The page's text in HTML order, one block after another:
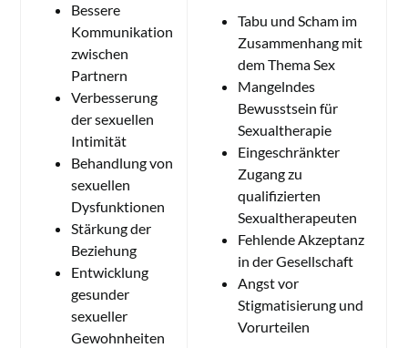
Bessere
Kommunikation
zwischen
Partnern
Verbesserung
der sexuellen
Intimität
Behandlung von
sexuellen
Dysfunktionen
Stärkung der
Beziehung
Entwicklung
gesunder
sexueller
Gewohnheiten
Tabu und Scham im
Zusammenhang mit
dem Thema Sex
Mangelndes
Bewusstsein für
Sexualtherapie
Eingeschränkter
Zugang zu
qualifizierten
Sexualtherapeuten
Fehlende Akzeptanz
in der Gesellschaft
Angst vor
Stigmatisierung und
Vorurteilen